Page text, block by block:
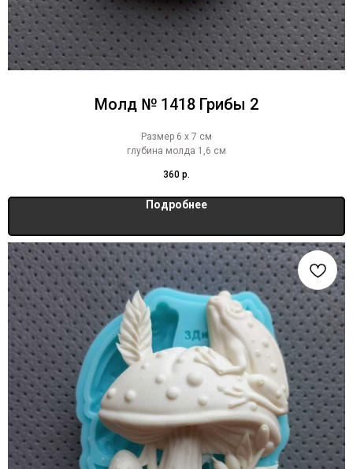
Молд № 1418 Грибы 2
Размер 6 х 7 см
глубина молда 1,6 см
360 р.
Подробнее